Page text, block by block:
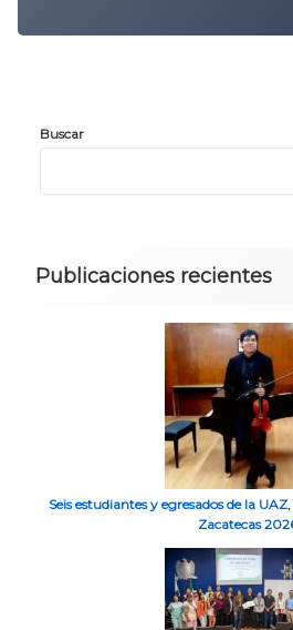
Buscar
Publicaciones recientes
Seis estudiantes y egresados de la
Zacatecas